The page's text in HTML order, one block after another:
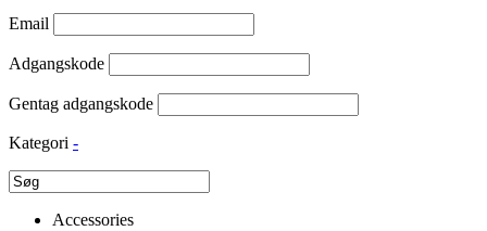
Email
Adgangskode
Gentag adgangskode
Kategori -
Accessories